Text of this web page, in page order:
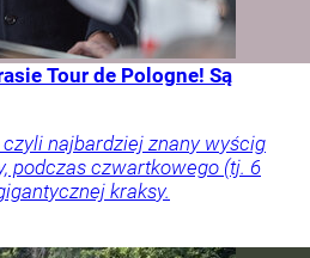
Tour de Pologne! Są
najbardziej znany wyścig
podczas czwartkowego (tj. 6
kraksy.